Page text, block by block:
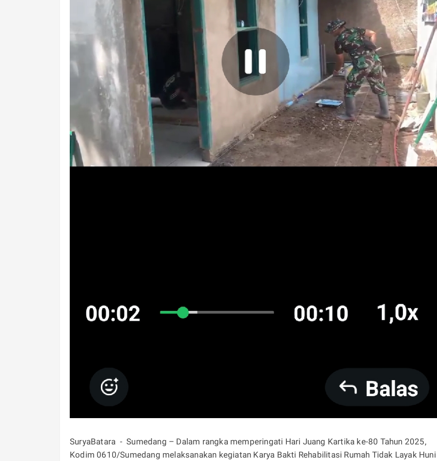
SuryaBatara - Sumedang – Dalam rangka memperingati Hari Juang Kartika ke-80 Tahun 2025,
Kodim 0610/Sumedang melaksanakan kegiatan Karya Bakti Rehabilitasi Rumah Tidak Layak Huni